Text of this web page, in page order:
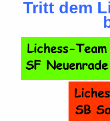
Tritt dem